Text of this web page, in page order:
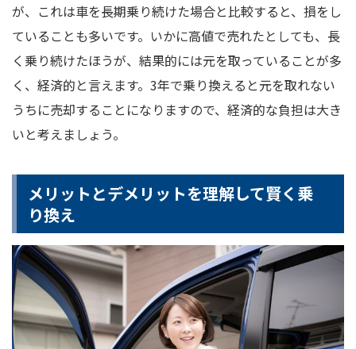
が、これは車を長期乗り続けた場合と比較すると、損をし
ていることも多いです。いかに高値で売れたとしても、長
く乗り続けたほうが、結果的には元を取っていることが多
く、経済的と言えます。3年で乗り換えると元を取れない
うちに売却することになりますので、経済的な負担は大き
いと考えましょう。
メリットとデメリットを理解して賢く乗
り換え